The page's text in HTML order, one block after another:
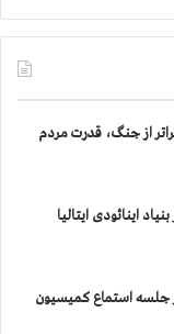
از جنگ، قدرت مردم
اینائودی ایتالیا
جلسه استماع کمیسیون